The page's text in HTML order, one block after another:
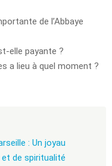
de l’Abbaye
elle payante ?
a lieu à quel moment ?
: Un joyau
et de spiritualité